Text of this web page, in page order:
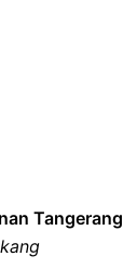
Tangerang